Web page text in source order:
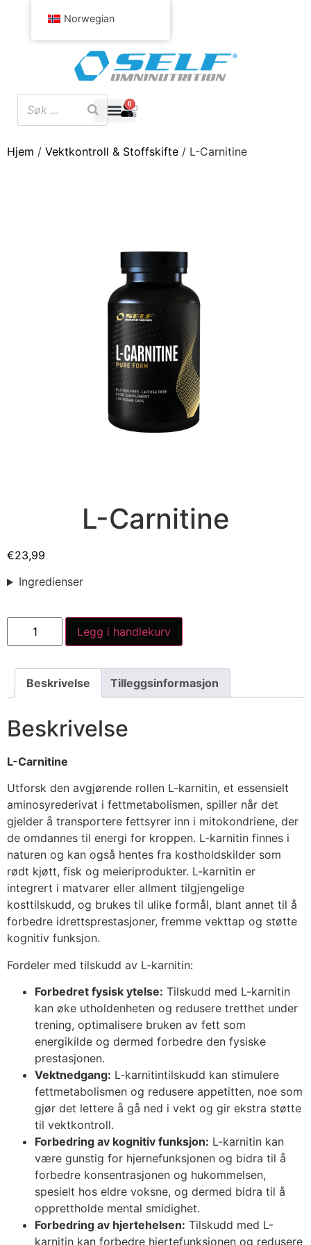
0
Hjem / Vektkontroll & Stoffskifte / L-Carnitine
L-Carnitine
€23,99
Ingredienser
Legg i handlekurv
Beskrivelse Tilleggsinformasjon
Beskrivelse
L-Carnitine
Utforsk den avgjørende rollen L-karnitin, et essensielt
aminosyrederivat i fettmetabolismen, spiller når det
gjelder å transportere fettsyrer inn i mitokondriene, der
de omdannes til energi for kroppen. L-karnitin finnes i
naturen og kan også hentes fra kostholdskilder som
rødt kjøtt, fisk og meieriprodukter. L-karnitin er
integrert i matvarer eller allment tilgjengelige
kosttilskudd, og brukes til ulike formål, blant annet til å
forbedre idrettsprestasjoner, fremme vekttap og støtte
kognitiv funksjon.
Fordeler med tilskudd av L-karnitin:
Forbedret fysisk ytelse: Tilskudd med L-karnitin
kan øke utholdenheten og redusere tretthet under
trening, optimalisere bruken av fett som
energikilde og dermed forbedre den fysiske
prestasjonen.
Vektnedgang: L-karnitintilskudd kan stimulere
fettmetabolismen og redusere appetitten, noe som
gjør det lettere å gå ned i vekt og gir ekstra støtte
til vektkontroll.
Forbedring av kognitiv funksjon: L-karnitin kan
være gunstig for hjernefunksjonen og bidra til å
forbedre konsentrasjonen og hukommelsen,
spesielt hos eldre voksne, og dermed bidra til å
opprettholde mental smidighet.
Forbedring av hjertehelsen: Tilskudd med L-
karnitin kan forbedre hjertefunksjonen og redusere
Norwegian